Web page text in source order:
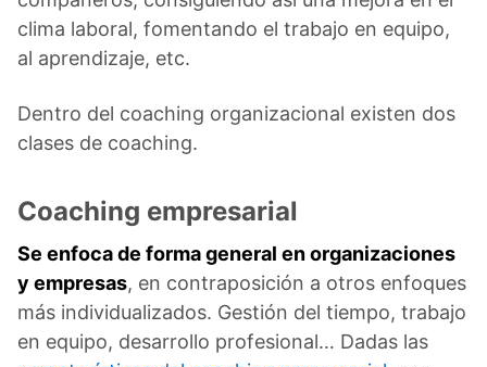
clima laboral, fomentando el trabajo en equipo,
al aprendizaje, etc.
Dentro del coaching organizacional existen dos
clases de coaching.
Coaching empresarial
Se enfoca de forma general en organizaciones
y empresas, en contraposición a otros enfoques
más individualizados. Gestión del tiempo, trabajo
en equipo, desarrollo profesional… Dadas las